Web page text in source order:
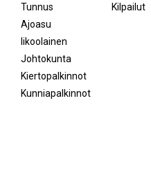
Tunnus
Ajoasu
Iikoolainen
Johtokunta
Kiertopalkinnot
Kunniapalkinnot
Kilpailut